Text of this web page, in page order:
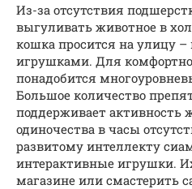
Из-за отсутствия
выгуливать животное в
кошка просится на улицу –
игрушками. Для
понадобится
Большое количество
поддерживает активность
одиночества в часы
развитому интеллекту
интерактивные игрушки.
магазине или смастерить